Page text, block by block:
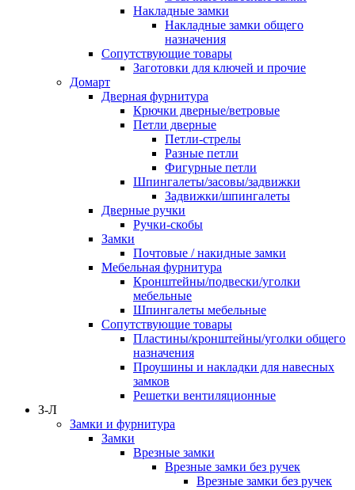
Накладные замки
Накладные замки общего
назначения
Сопутствующие товары
Заготовки для ключей и прочие
Домарт
Дверная фурнитура
Крючки дверные/ветровые
Петли дверные
Петли-стрелы
Разные петли
Фигурные петли
Шпингалеты/засовы/задвижки
Задвижки/шпингалеты
Дверные ручки
Ручки-скобы
Замки
Почтовые / накидные замки
Мебельная фурнитура
Кронштейны/подвески/уголки
мебельные
Шпингалеты мебельные
Сопутствующие товары
Пластины/кронштейны/уголки общего
назначения
Проушины и накладки для навесных
замков
Решетки вентиляционные
З-Л
Замки и фурнитура
Замки
Врезные замки
Врезные замки без ручек
Врезные замки без ручек